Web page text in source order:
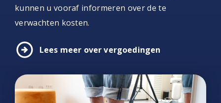
kunnen u vooraf informeren over de te
verwachten kosten.
arrow_circle_right Lees meer over vergoedingen